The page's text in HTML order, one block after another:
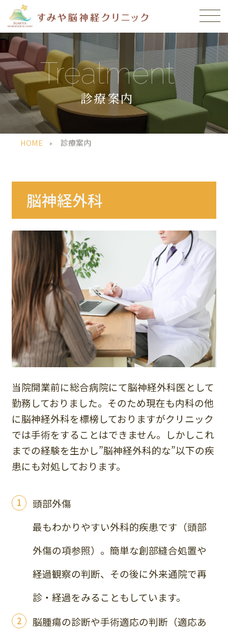
診療案内
Treatment
HOME 診療案内
脳神経外科
当院開業前に総合病院にて脳神経外科医として
勤務しておりました。そのため現在も内科の他
に脳神経外科を標榜しておりますがクリニック
では手術をすることはできません。しかしこれ
までの経験を生かし”脳神経外科的な”以下の疾
患にも対処しております。
頭部外傷
最もわかりやすい外科的疾患です（頭部
外傷の項参照）。簡単な創部縫合処置や
経過観察の判断、その後に外来通院で再
診・経過をみることもしています。
脳腫瘍の診断や手術適応の判断（適応あ